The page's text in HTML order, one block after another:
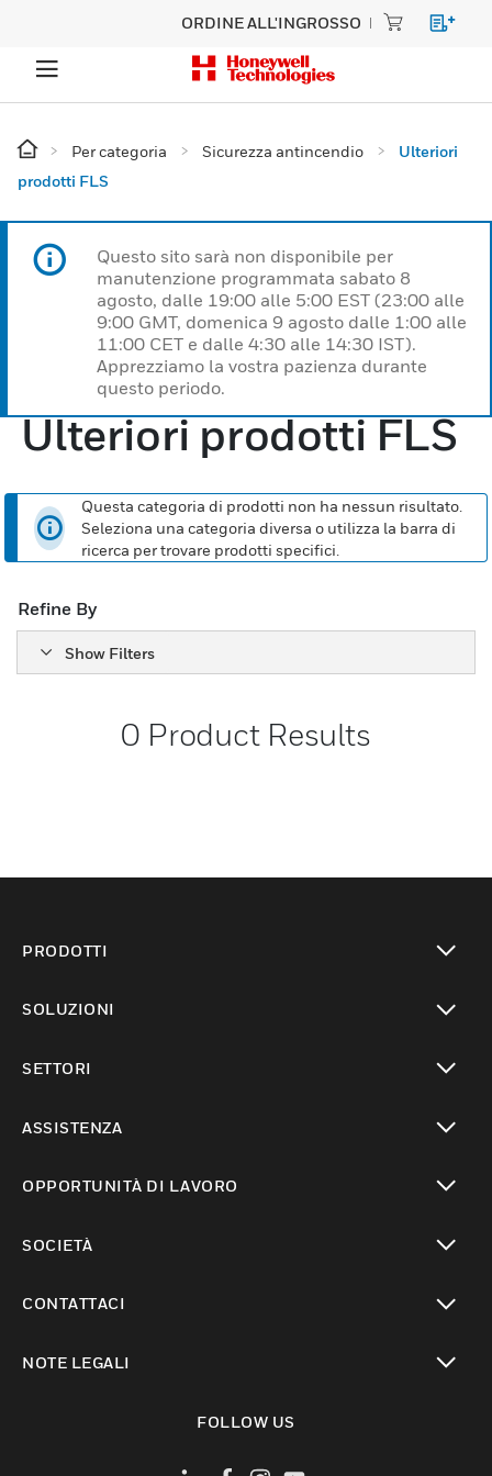
ORDINE ALL'INGROSSO
Per categoria Sicurezza antincendio
Ulteriori
prodotti FLS
Questo sito sarà non disponibile per
manutenzione programmata sabato 8
agosto, dalle 19:00 alle 5:00 EST (23:00 alle
9:00 GMT, domenica 9 agosto dalle 1:00 alle
11:00 CET e dalle 4:30 alle 14:30 IST).
Apprezziamo la vostra pazienza durante
questo periodo.
Ulteriori prodotti FLS
Questa categoria di prodotti non ha nessun risultato.
Seleziona una categoria diversa o utilizza la barra di
ricerca per trovare prodotti specifici.
Refine By
Show Filters
0 Product Results
PRODOTTI
SOLUZIONI
SETTORI
ASSISTENZA
OPPORTUNITÀ DI LAVORO
SOCIETÀ
CONTATTACI
NOTE LEGALI
FOLLOW US